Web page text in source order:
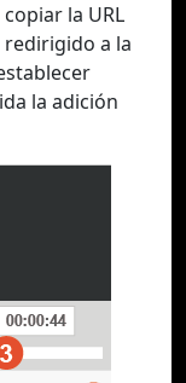
la URL
redirigido a la
la adición